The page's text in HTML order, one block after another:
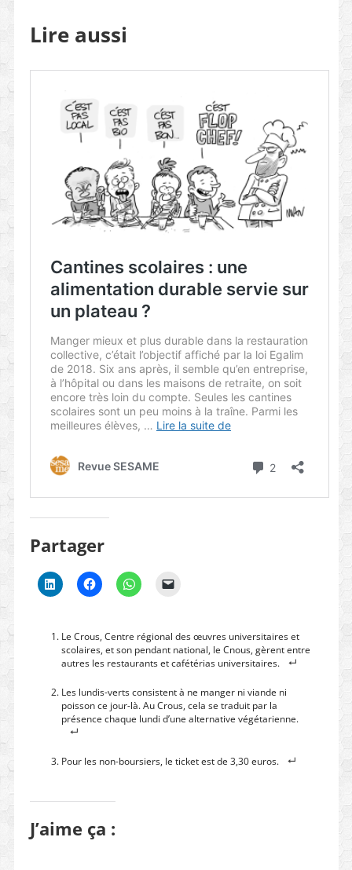
Lire aussi
Partager
Le Crous, Centre régional des œuvres universitaires et
scolaires, et son pendant national, le Cnous, gèrent entre
autres les restaurants et cafétérias universitaires.
Les lundis-verts consistent à ne manger ni viande ni
poisson ce jour-là. Au Crous, cela se traduit par la
présence chaque lundi d’une alternative végétarienne.
Pour les non-boursiers, le ticket est de 3,30 euros.
J’aime ça :